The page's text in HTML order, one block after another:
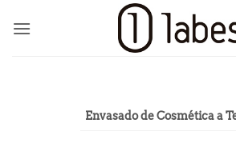
Envasado de Cosmética a